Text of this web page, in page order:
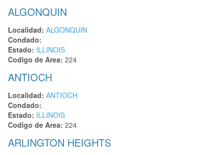
ALGONQUIN
Localidad: ALGONQUIN
Condado:
Estado: ILLINOIS
Codigo de Area: 224
ANTIOCH
Localidad: ANTIOCH
Condado:
Estado: ILLINOIS
Codigo de Area: 224
ARLINGTON HEIGHTS